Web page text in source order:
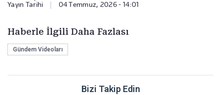
Yayın Tarihi 04 Temmuz, 2026 - 14:01
Haberle İlgili Daha Fazlası
Gündem Videoları
Bizi Takip Edin